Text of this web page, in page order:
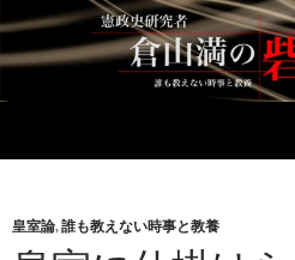
テ
ン
へ
キ
皇室論,誰も教えない時事と教養